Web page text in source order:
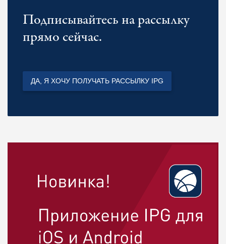
Подписывайтесь на рассылку
прямо сейчас.
ДА, Я ХОЧУ ПОЛУЧАТЬ РАССЫЛКУ IPG